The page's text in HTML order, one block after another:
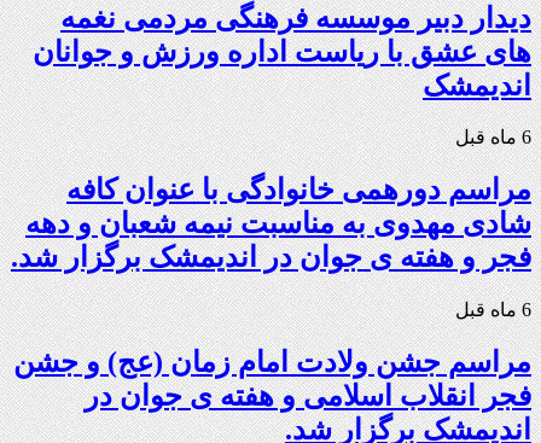
دیدار دبیر موسسه فرهنگی مردمی نغمه
های عشق با ریاست اداره ورزش و جوانان
اندیمشک
6 ماه قبل
مراسم دورهمی خانوادگی با عنوان کافه
شادی مهدوی به مناسبت نیمه شعبان و دهه
فجر و هفته ی جوان در اندیمشک برگزار شد.
6 ماه قبل
مراسم جشن ولادت امام زمان (عج) و جشن
فجر انقلاب اسلامی و هفته ی جوان در
اندیمشک برگزار شد.